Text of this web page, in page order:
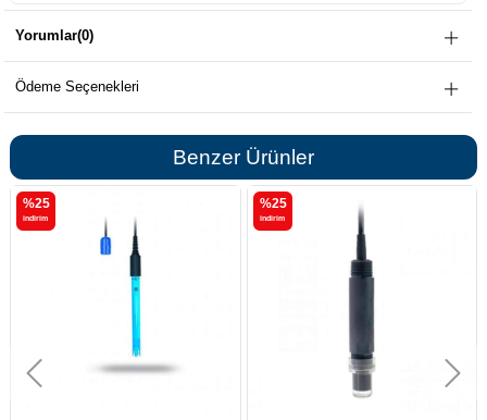
Yorumlar(0)
Ödeme Seçenekleri
Benzer Ürünler
%25
i̇ndirim
%25
i̇ndirim